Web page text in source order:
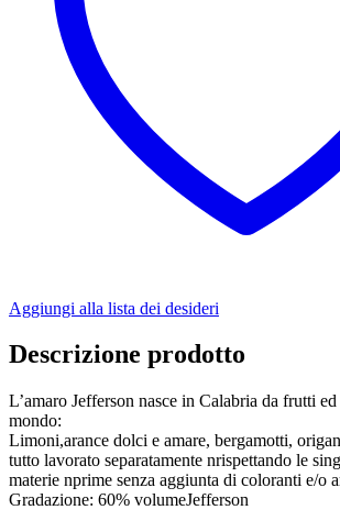
Aggiungi alla lista dei desideri
Descrizione prodotto
L’amaro Jefferson nasce in Calabria da frutti
mondo:
Limoni,arance dolci e amare, bergamotti,
tutto lavorato separatamente nrispettando le
materie nprime senza aggiunta di coloranti e/o
Gradazione: 60% volumeJefferson